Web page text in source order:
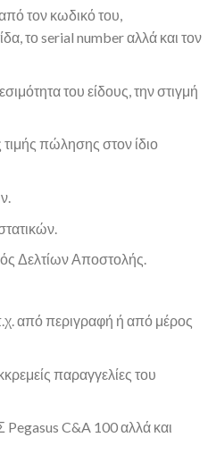
τον κωδικό του,
το serial number αλλά και τον
του είδους, την στιγμή
τιμής πώλησης στον ίδιο
Δελτίων Αποστολής.
από περιγραφή ή από μέρος
παραγγελίες του
C&A 100 αλλά και